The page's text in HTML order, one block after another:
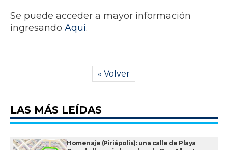
Se puede acceder a mayor información
ingresando Aquí.
« Volver
LAS MÁS LEÍDAS
Homenaje (Piriápolis): una calle de Playa